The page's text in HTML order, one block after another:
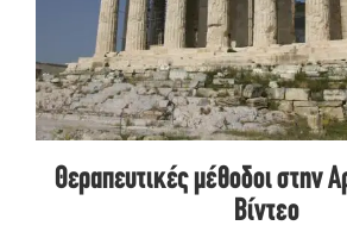
Θεραπευτικές μέθοδοι στην
Βίντεο